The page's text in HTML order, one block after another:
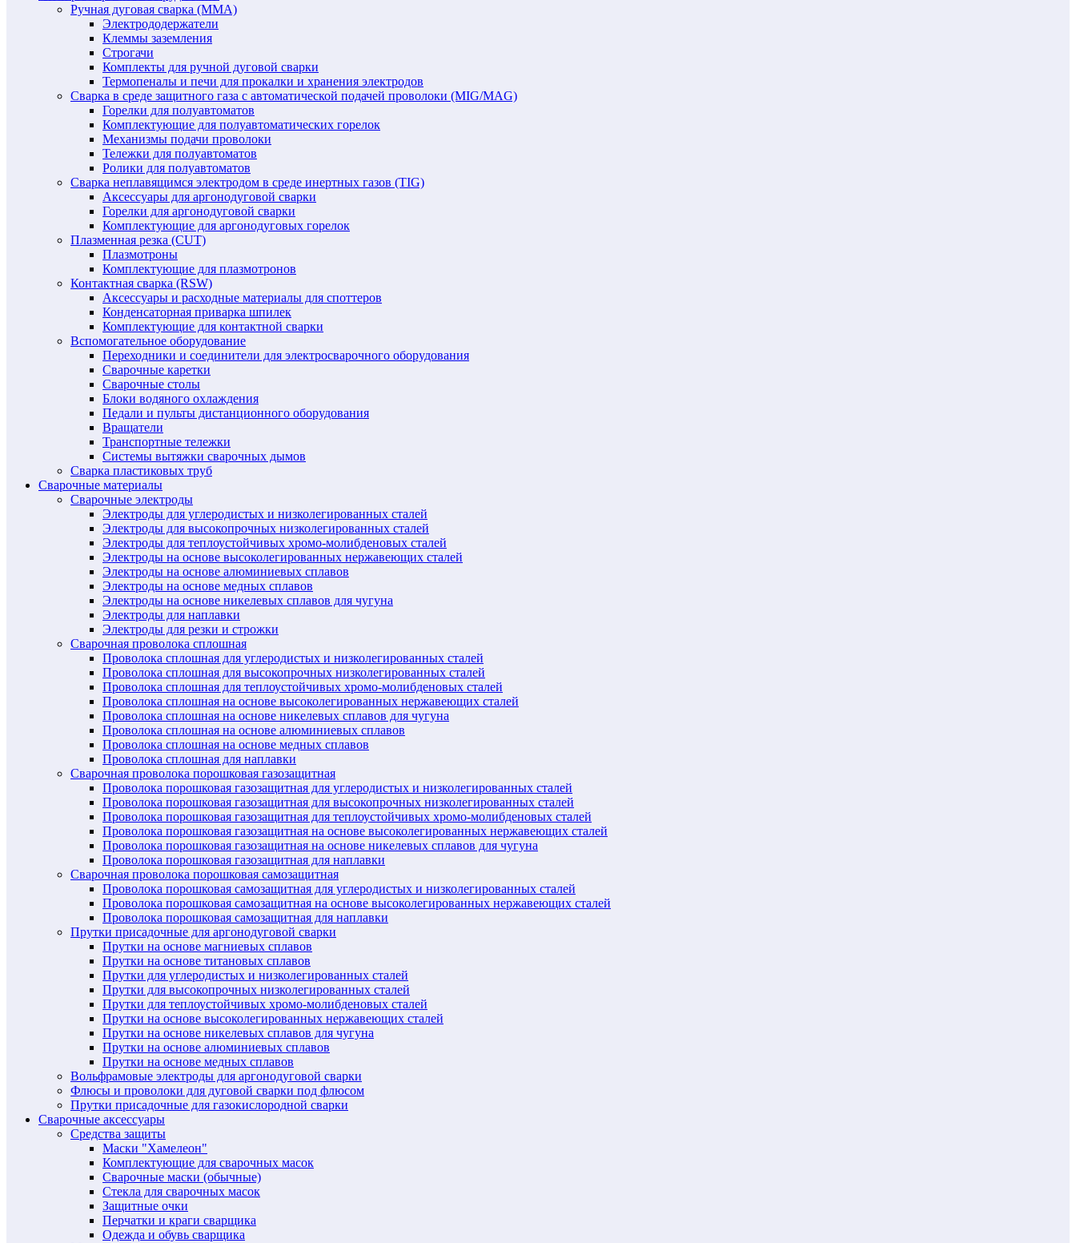
Ручная дуговая сварка (MMA)
Электрододержатели
Клеммы заземления
Строгачи
Комплекты для ручной дуговой сварки
Термопеналы и печи для прокалки и хранения электродов
Сварка в среде защитного газа с автоматической подачей проволоки (MIG/MAG)
Горелки для полуавтоматов
Комплектующие для полуавтоматических горелок
Механизмы подачи проволоки
Тележки для полуавтоматов
Ролики для полуавтоматов
Сварка неплавящимся электродом в среде инертных газов (TIG)
Аксессуары для аргонодуговой сварки
Горелки для аргонодуговой сварки
Комплектующие для аргонодуговых горелок
Плазменная резка (CUT)
Плазмотроны
Комплектующие для плазмотронов
Контактная сварка (RSW)
Аксессуары и расходные материалы для споттеров
Конденсаторная приварка шпилек
Комплектующие для контактной сварки
Вспомогательное оборудование
Переходники и соединители для электросварочного оборудования
Сварочные каретки
Сварочные столы
Блоки водяного охлаждения
Педали и пульты дистанционного оборудования
Вращатели
Транспортные тележки
Системы вытяжки сварочных дымов
Сварка пластиковых труб
Сварочные материалы
Сварочные электроды
Электроды для углеродистых и низколегированных сталей
Электроды для высокопрочных низколегированных сталей
Электроды для теплоустойчивых хромо-молибденовых сталей
Электроды на основе высоколегированных нержавеющих сталей
Электроды на основе алюминиевых сплавов
Электроды на основе медных сплавов
Электроды на основе никелевых сплавов для чугуна
Электроды для наплавки
Электроды для резки и строжки
Сварочная проволока сплошная
Проволока сплошная для углеродистых и низколегированных сталей
Проволока сплошная для высокопрочных низколегированных сталей
Проволока сплошная для теплоустойчивых хромо-молибденовых сталей
Проволока сплошная на основе высоколегированных нержавеющих сталей
Проволока сплошная на основе никелевых сплавов для чугуна
Проволока сплошная на основе алюминиевых сплавов
Проволока сплошная на основе медных сплавов
Проволока сплошная для наплавки
Сварочная проволока порошковая газозащитная
Проволока порошковая газозащитная для углеродистых и низколегированных сталей
Проволока порошковая газозащитная для высокопрочных низколегированных сталей
Проволока порошковая газозащитная для теплоустойчивых хромо-молибденовых сталей
Проволока порошковая газозащитная на основе высоколегированных нержавеющих сталей
Проволока порошковая газозащитная на основе никелевых сплавов для чугуна
Проволока порошковая газозащитная для наплавки
Сварочная проволока порошковая самозащитная
Проволока порошковая самозащитная для углеродистых и низколегированных сталей
Проволока порошковая самозащитная на основе высоколегированных нержавеющих сталей
Проволока порошковая самозащитная для наплавки
Прутки присадочные для аргонодуговой сварки
Прутки на основе магниевых сплавов
Прутки на основе титановых сплавов
Прутки для углеродистых и низколегированных сталей
Прутки для высокопрочных низколегированных сталей
Прутки для теплоустойчивых хромо-молибденовых сталей
Прутки на основе высоколегированных нержавеющих сталей
Прутки на основе никелевых сплавов для чугуна
Прутки на основе алюминиевых сплавов
Прутки на основе медных сплавов
Вольфрамовые электроды для аргонодуговой сварки
Флюсы и проволоки для дуговой сварки под флюсом
Прутки присадочные для газокислородной сварки
Сварочные аксессуары
Средства защиты
Маски "Хамелеон"
Комплектующие для сварочных масок
Сварочные маски (обычные)
Стекла для сварочных масок
Защитные очки
Перчатки и краги сварщика
Одежда и обувь сварщика